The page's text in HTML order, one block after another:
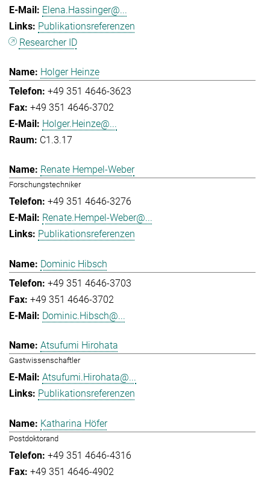
Elena.Hassinger@...
Publikationsreferenzen
Researcher ID
Holger Heinze
+49 351 4646-3623
+49 351 4646-3702
Holger.Heinze@...
C1.3.17
Renate Hempel-Weber
Forschungstechniker
+49 351 4646-3276
Renate.Hempel-Weber@...
Publikationsreferenzen
Dominic Hibsch
+49 351 4646-3703
+49 351 4646-3702
Dominic.Hibsch@...
Atsufumi Hirohata
Gastwissenschaftler
Atsufumi.Hirohata@...
Publikationsreferenzen
Katharina Höfer
Postdoktorand
+49 351 4646-4316
+49 351 4646-4902